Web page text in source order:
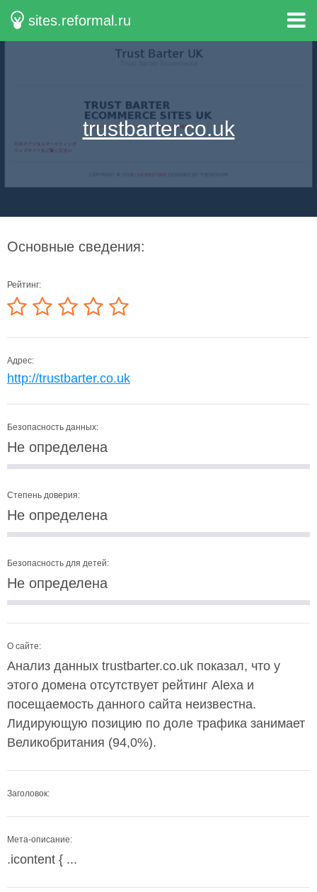
sites.reformal.ru
trustbarter.co.uk
Основные сведения:
Рейтинг:
Адрес:
http://trustbarter.co.uk
Безопасность данных:
Не определена
Степень доверия:
Не определена
Безопасность для детей:
Не определена
О сайте:
Анализ данных trustbarter.co.uk показал, что у
этого домена отсутствует рейтинг Alexa и
посещаемость данного сайта неизвестна.
Лидирующую позицию по доле трафика занимает
Великобритания (94,0%).
Заголовок:
Мета-описание:
.icontent { ...